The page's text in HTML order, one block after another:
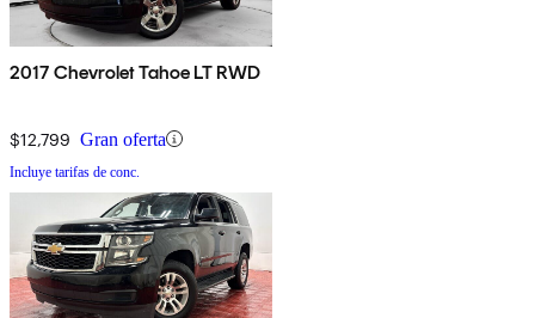
2017 Chevrolet Tahoe LT RWD
$12,799 Gran oferta
Incluye tarifas de conc.